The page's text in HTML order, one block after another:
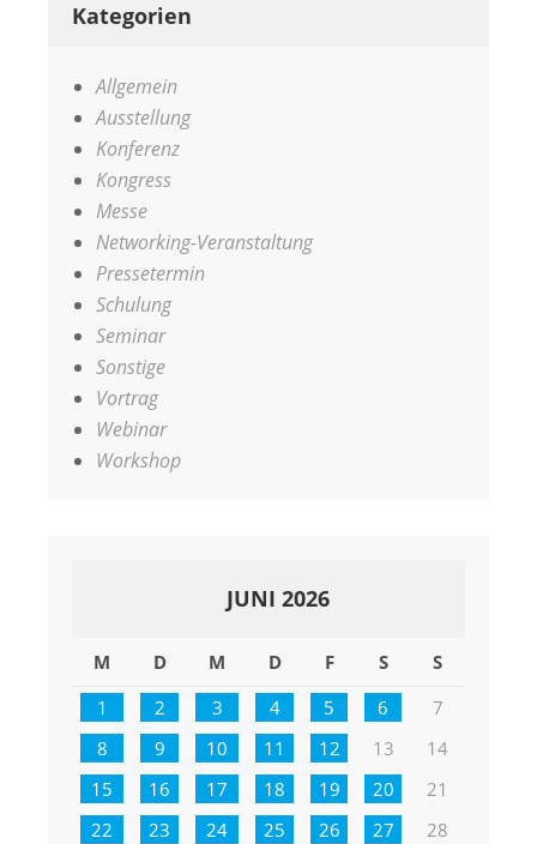
Kategorien
Allgemein
Ausstellung
Konferenz
Kongress
Messe
Networking-Veranstaltung
Pressetermin
Schulung
Seminar
Sonstige
Vortrag
Webinar
Workshop
JUNI 2026
M D M D F S
S
1
2 3 4 5 6
7
8
9 10 11 12 13
14
15
16 17 18 19 20
21
22
23 24 25 26 27
28